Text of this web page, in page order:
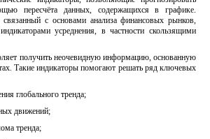
пересчёта данных, содержащихся в графике.
с основами анализа финансовых рынков,
усреднения, в частности скользящими
получить неочевидную информацию, основанную
Такие индикаторы помогают решать ряд ключевых
глобального тренда;
движений;
тренда;